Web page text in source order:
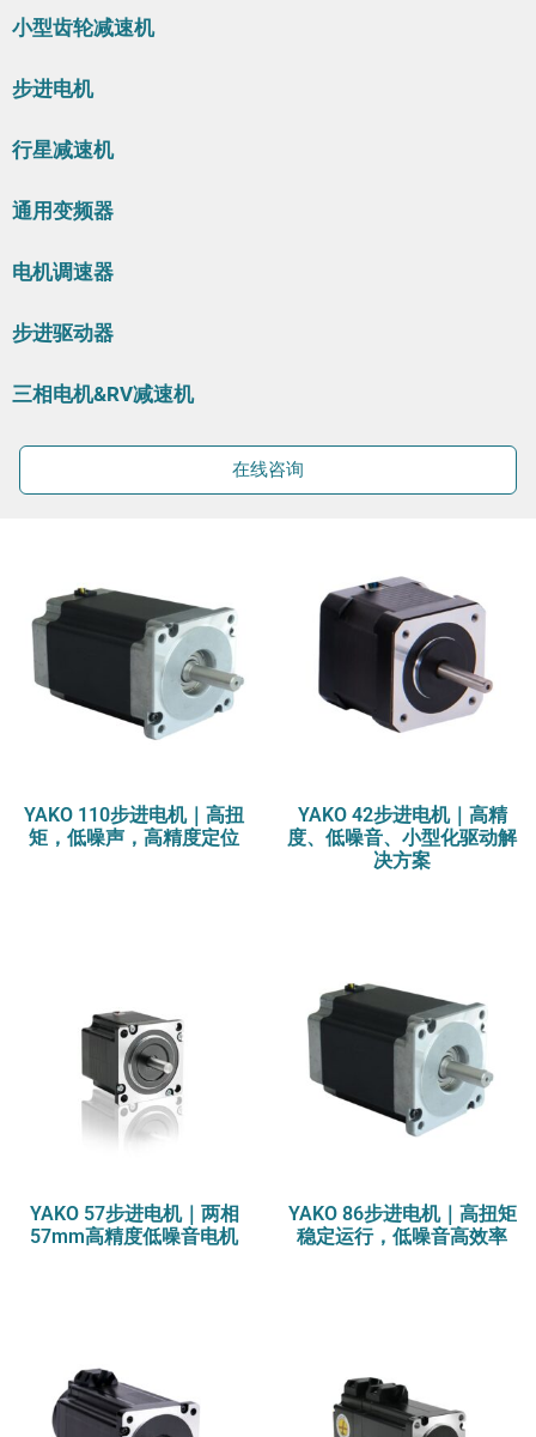
小型齿轮减速机
步进电机
行星减速机
通用变频器
电机调速器
步进驱动器
三相电机&RV减速机
在线咨询
YAKO 110步进电机｜高扭
矩，低噪声，高精度定位
YAKO 42步进电机｜高精
度、低噪音、小型化驱动解
决方案
YAKO 57步进电机｜两相
57mm高精度低噪音电机
YAKO 86步进电机｜高扭矩
稳定运行，低噪音高效率